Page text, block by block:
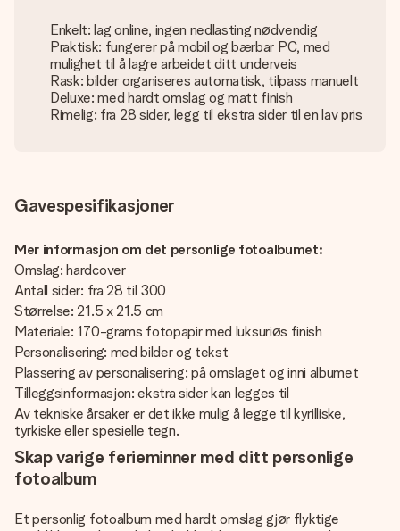
Enkelt: lag online, ingen nedlasting nødvendig
Praktisk: fungerer på mobil og bærbar PC, med
mulighet til å lagre arbeidet ditt underveis
Rask: bilder organiseres automatisk, tilpass manuelt
Deluxe: med hardt omslag og matt finish
Rimelig: fra 28 sider, legg til ekstra sider til en lav pris
Gavespesifikasjoner
Mer informasjon om det personlige fotoalbumet:
Omslag: hardcover
Antall sider: fra 28 til 300
Størrelse: 21.5 x 21.5 cm
Materiale: 170-grams fotopapir med luksuriøs finish
Personalisering: med bilder og tekst
Plassering av personalisering: på omslaget og inni albumet
Tilleggsinformasjon: ekstra sider kan legges til
Av tekniske årsaker er det ikke mulig å legge til kyrilliske,
tyrkiske eller spesielle tegn.
Skap varige ferieminner med ditt personlige
fotoalbum
Et personlig fotoalbum med hardt omslag gjør flyktige